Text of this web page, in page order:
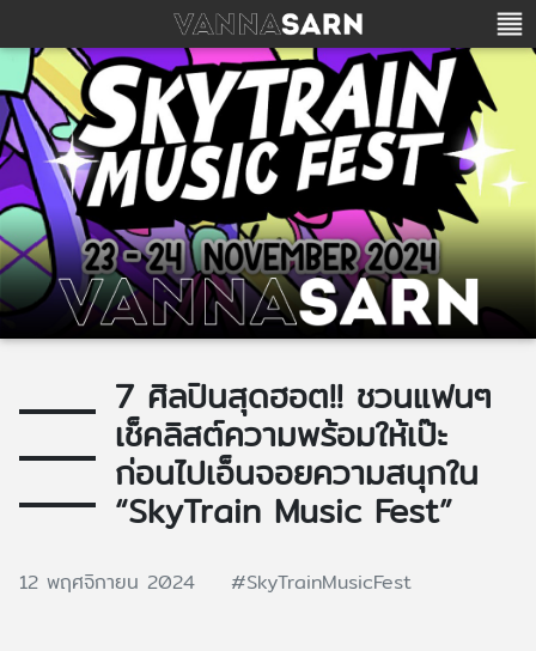
7 ศิลปินสุดฮอต!! ชวนแฟนๆ
เช็คลิสต์ความพร้อมให้เป๊ะ
ก่อนไปเอ็นจอยความสนุกใน
“SkyTrain Music Fest”
12 พฤศจิกายน 2024 #SkyTrainMusicFest